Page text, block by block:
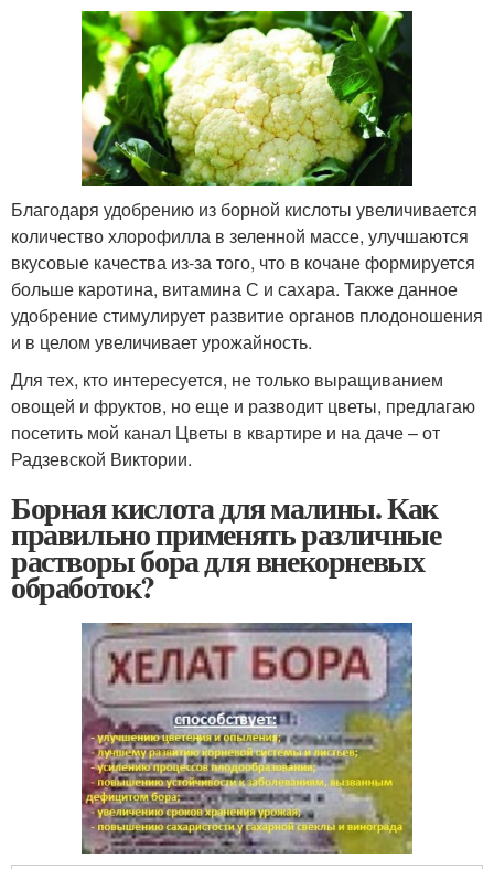
Благодаря удобрению из борной кислоты увеличивается
количество хлорофилла в зеленной массе, улучшаются
вкусовые качества из-за того, что в кочане формируется
больше каротина, витамина С и сахара. Также данное
удобрение стимулирует развитие органов плодоношения
и в целом увеличивает урожайность.
Для тех, кто интересуется, не только выращиванием
овощей и фруктов, но еще и разводит цветы, предлагаю
посетить мой канал Цветы в квартире и на даче – от
Радзевской Виктории.
Борная кислота для малины. Как
правильно применять различные
растворы бора для внекорневых
обработок?